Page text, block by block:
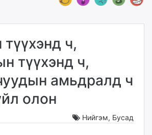
ч,
түүхэнд ч,
амьдралд ч
олон
Нийгэм, Бусад